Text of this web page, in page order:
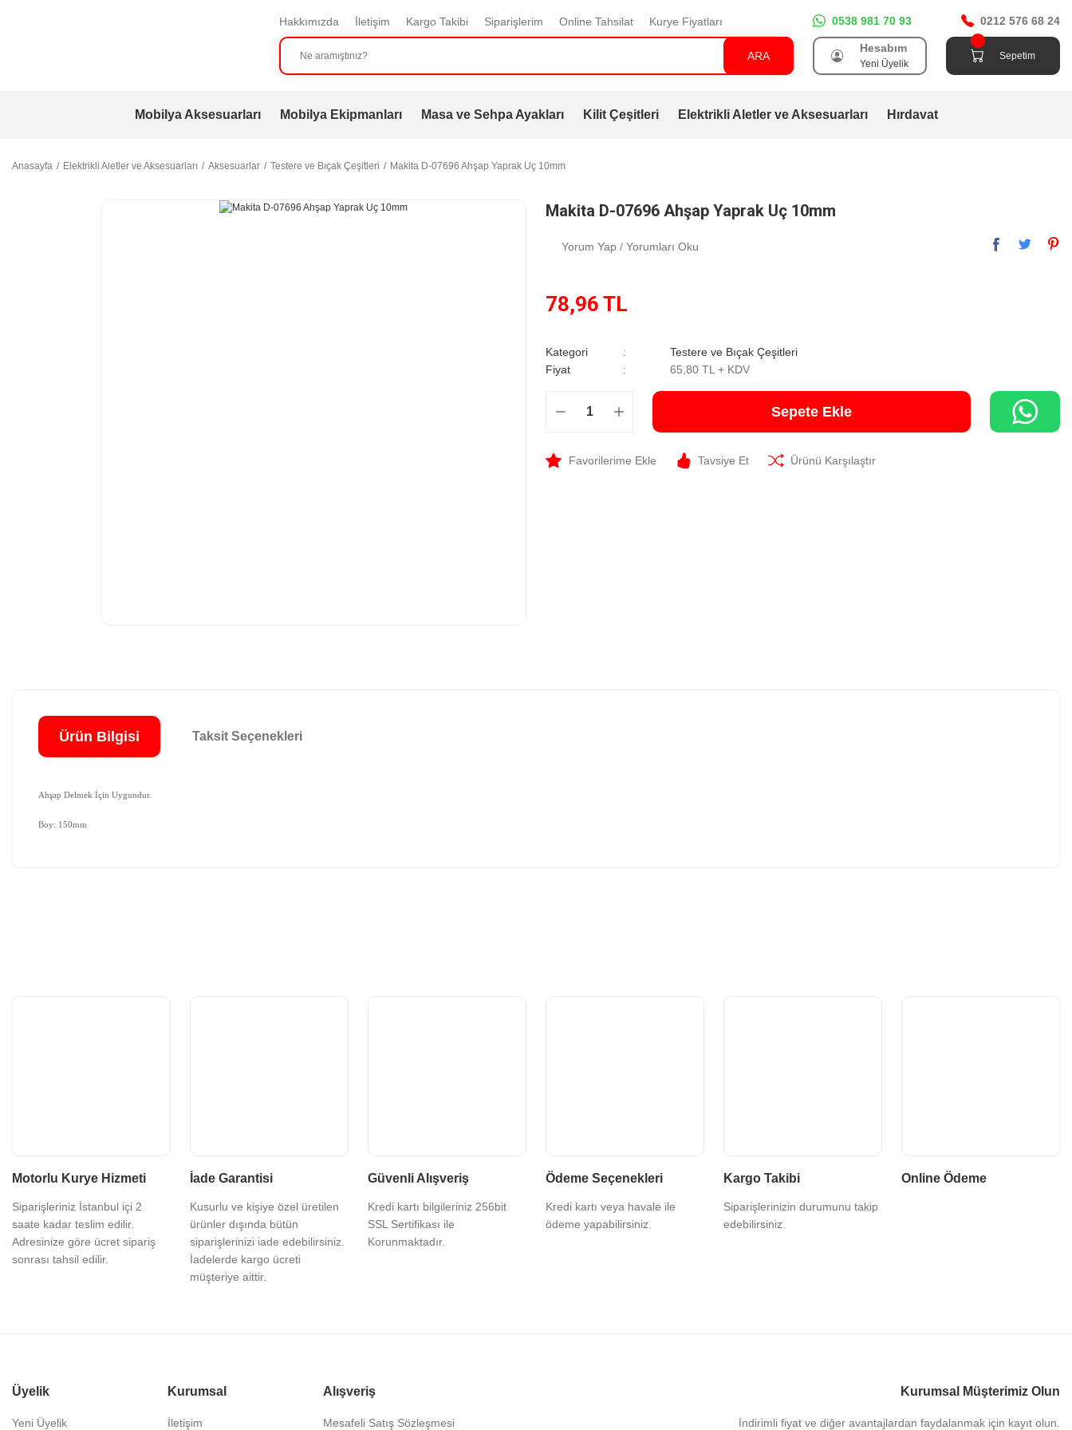
Hakkımızda İletişim Kargo Takibi Siparişlerim Online Tahsilat Kurye Fiyatları
ARA
0538 981 70 93 0212 576 68 24
Hesabım
Yeni Üyelik
Sepetim
Mobilya Aksesuarları Mobilya Ekipmanları Masa ve Sehpa Ayakları Kilit Çeşitleri Elektrikli Aletler ve Aksesuarları Hırdavat
Anasayfa Elektrikli Aletler ve Aksesuarları Aksesuarlar Testere ve Bıçak Çeşitleri Makita D-07696 Ahşap Yaprak Uç 10mm
Makita D-07696 Ahşap Yaprak Uç 10mm
Yorum Yap / Yorumları Oku
78,96 TL
Kategori
Testere ve Bıçak Çeşitleri
Fiyat
65,80 TL + KDV
Sepete Ekle
Tavsiye Et Ürünü Karşılaştır
Ürün Bilgisi Taksit Seçenekleri
Ahşap Delmek İçin Uygundur.
Boy: 150mm
Motorlu Kurye Hizmeti
Siparişleriniz İstanbul içi 2
saate kadar teslim edilir.
Adresinize göre ücret sipariş
sonrası tahsil edilir.
İade Garantisi
Kusurlu ve kişiye özel üretilen
ürünler dışında bütün
siparişlerinizi iade edebilirsiniz.
İadelerde kargo ücreti
müşteriye aittir.
Güvenli Alışveriş
Kredi kartı bilgileriniz 256bit
SSL Sertifikası ile
Korunmaktadır.
Ödeme Seçenekleri
Kredi kartı veya havale ile
ödeme yapabilirsiniz.
Kargo Takibi
Siparişlerinizin durumunu takip
edebilirsiniz.
Online Ödeme
Üyelik
Yeni Üyelik
Kurumsal
İletişim
Alışveriş
Mesafeli Satış Sözleşmesi
Kurumsal Müşterimiz Olun
İndirimli fiyat ve diğer avantajlardan faydalanmak için kayıt olun.